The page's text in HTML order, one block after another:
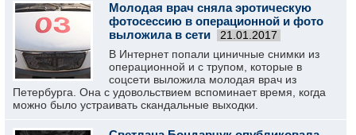
Молодая врач сняла эротическую
фотосессию в операционной и фото
выложила в сети
21.01.2017
В Интернет попали циничные снимки из
операционной и с трупом, которые в
соцсети выложила молодая врач из
Петербурга. Она с удовольствием вспоминает время, когда
можно было устраивать скандальные выходки.